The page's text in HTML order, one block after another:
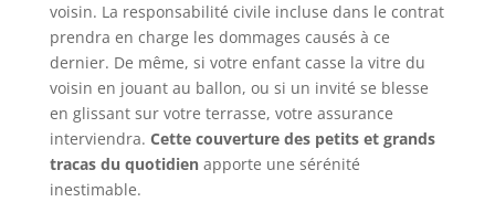
voisin. La responsabilité civile incluse dans le contrat
prendra en charge les dommages causés à ce
dernier. De même, si votre enfant casse la vitre du
voisin en jouant au ballon, ou si un invité se blesse
en glissant sur votre terrasse, votre assurance
interviendra. Cette couverture des petits et grands
tracas du quotidienapporte une sérénité
inestimable.